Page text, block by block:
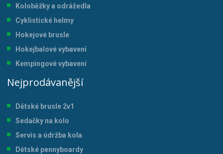
Koloběžky a odrážedla
Cyklistické helmy
Hokejové brusle
Hokejbalové vybavení
Kempingové vybavení
Nejprodávanější
Dětské brusle 2v1
Sedačky na kolo
Servis a údržba kola
Dětské pennyboardy